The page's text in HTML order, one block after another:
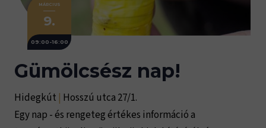
MÁRCIUS
9.
09:00-16:00
Gümölcsész nap!
Hidegkút | Hosszú utca 27/1.
Egy nap - és rengeteg értékes információ a